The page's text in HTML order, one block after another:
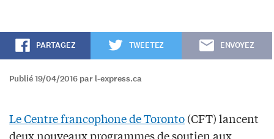
PARTAGEZ TWEETEZ ENVOYEZ
Publié 19/04/2016 par l-express.ca
Le Centre francophone de Toronto(CFT) lancent
deux nouveaux programmes de soutien aux